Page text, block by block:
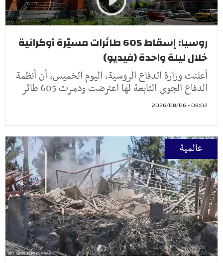
روسيا: إسقاط 605 طائرات مسيّرة أوكرانية
خلال ليلة واحدة (فيديو)
أعلنت وزارة الدفاع الروسية، اليوم الخميس، أن أنظمة
الدفاع الجوي التابعة لها اعترضت ودمرت 605 طائر
08:02 - 2026/08/06
عالمية